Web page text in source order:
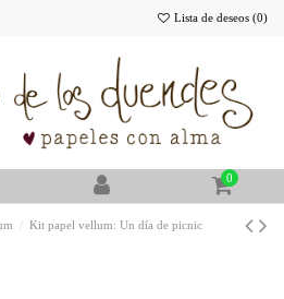
Lista de deseos (0)
0
Kit papel vellum: Un día de picnic